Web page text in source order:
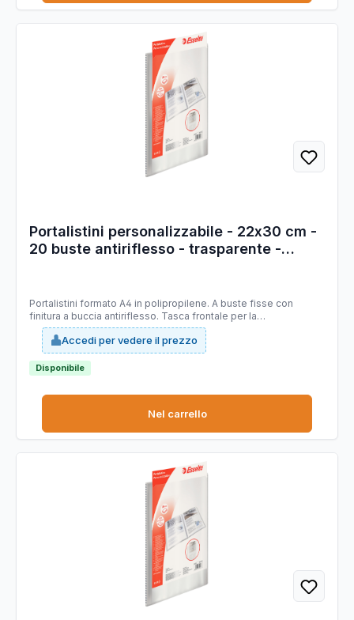
Portalistini personalizzabile - 22x30 cm -
20 buste antiriflesso - trasparente -
Portalistini formato A4 in polipropilene. A buste fisse con
finitura a buccia antiriflesso. Tasca frontale per la
personalizzazione. 20 buste.
Accedi per vedere il prezzo
Disponibile
Nel carrello